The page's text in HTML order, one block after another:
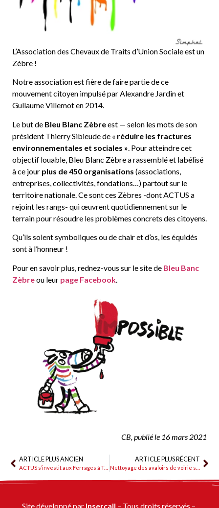
L’Association des Chevaux de Traits d’Union Sociale est un
Zèbre !
Notre association est fière de faire partie de ce
mouvement citoyen impulsé par Alexandre Jardin et
Gullaume Villemot en 2014.
Le but de Bleu Blanc Zèbreest — selon les mots de son
président Thierry Sibieude de « réduire les fractures
environnementales et sociales » . Pour atteindre cet
objectif louable, Bleu Blanc Zèbre a rassemblé et labélisé
à ce jour plus de 450 organisations (associations,
entreprises, collectivités, fondations…) partout sur le
territoire nationale. Ce sont ces Zèbres -dont ACTUS a
rejoint les rangs- qui œuvrent quotidiennement sur le
terrain pour résoudre les problèmes concrets des citoyens.
Qu’ils soient symboliques ou de chair et d’os, les équidés
sont à l’honneur !
Pour en savoir plus, rednez-vous sur le site de Bleu Banc
Zèbreou leur page Facebook
CB, publié le 16 mars 2021
ARTICLE PLUS ANCIEN
ACTUS s’investit aux Ferrages à Tarascon
ARTICLE PLUS RÉCENT
Site développé par Insercall – Tous droits réservés –